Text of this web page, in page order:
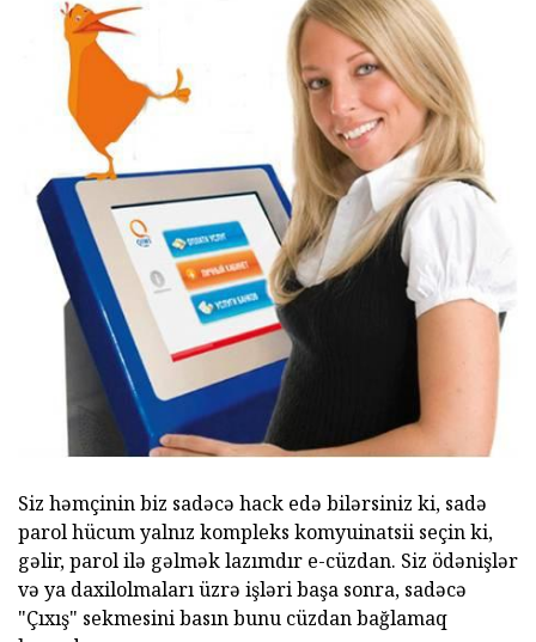
Siz həmçinin biz sadəcə hack edə bilərsiniz ki, sadə
parol hücum yalnız kompleks komyuinatsii seçin ki,
gəlir, parol ilə gəlmək lazımdır e-cüzdan. Siz ödənişlər
və ya daxilolmaları üzrə işləri başa sonra, sadəcə
"Çıxış" sekmesini basın bunu cüzdan bağlamaq